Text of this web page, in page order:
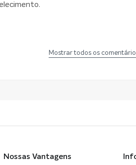
Mostrar todos os
Nossas Vantagens